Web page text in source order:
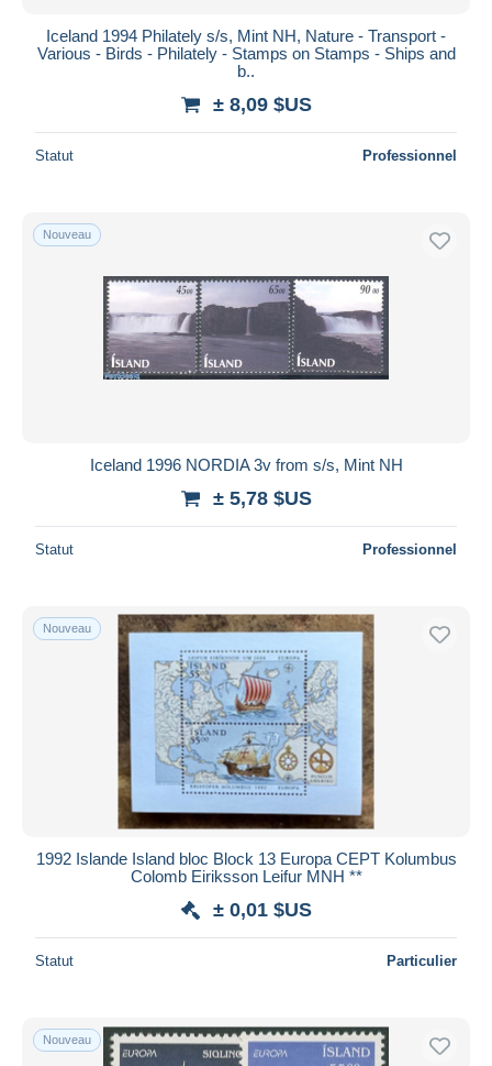
Iceland 1994 Philately s/s, Mint NH, Nature - Transport -
Various - Birds - Philately - Stamps on Stamps - Ships and
b..
± 8,09 $US
Statut Professionnel
Nouveau
Iceland 1996 NORDIA 3v from s/s, Mint NH
± 5,78 $US
Statut Professionnel
Nouveau
1992 Islande Island bloc Block 13 Europa CEPT Kolumbus
Colomb Eiriksson Leifur MNH **
± 0,01 $US
Statut Particulier
Nouveau